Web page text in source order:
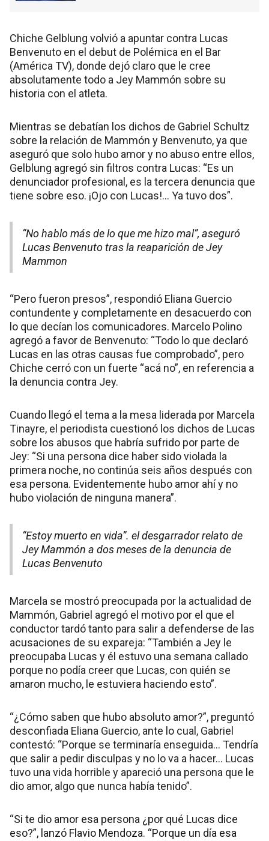
Chiche Gelblung volvió a apuntar contra Lucas
Benvenuto en el debut de Polémica en el Bar
(América TV), donde dejó claro que le cree
absolutamente todo a Jey Mammón sobre su
historia con el atleta.
Mientras se debatían los dichos de Gabriel Schultz
sobre la relación de Mammón y Benvenuto, ya que
aseguró que solo hubo amor y no abuso entre ellos,
Gelblung agregó sin filtros contra Lucas: “Es un
denunciador profesional, es la tercera denuncia que
tiene sobre eso. ¡Ojo con Lucas!… Ya tuvo dos”.
“No hablo más de lo que me hizo mal”, aseguró
Lucas Benvenuto tras la reaparición de Jey
Mammon
“Pero fueron presos”, respondió Eliana Guercio
contundente y completamente en desacuerdo con
lo que decían los comunicadores. Marcelo Polino
agregó a favor de Benvenuto: “Todo lo que declaró
Lucas en las otras causas fue comprobado”, pero
Chiche cerró con un fuerte “acá no”, en referencia a
la denuncia contra Jey.
Cuando llegó el tema a la mesa liderada por Marcela
Tinayre, el periodista cuestionó los dichos de Lucas
sobre los abusos que habría sufrido por parte de
Jey: “Si una persona dice haber sido violada la
primera noche, no continúa seis años después con
esa persona. Evidentemente hubo amor ahí y no
hubo violación de ninguna manera”.
“Estoy muerto en vida”. el desgarrador relato de
Jey Mammón a dos meses de la denuncia de
Lucas Benvenuto
Marcela se mostró preocupada por la actualidad de
Mammón, Gabriel agregó el motivo por el que el
conductor tardó tanto para salir a defenderse de las
acusaciones de su expareja: “También a Jey le
preocupaba Lucas y él estuvo una semana callado
porque no podía creer que Lucas, con quién se
amaron mucho, le estuviera haciendo esto”.
“¿Cómo saben que hubo absoluto amor?”, preguntó
desconfiada Eliana Guercio, ante lo cual, Gabriel
contestó: “Porque se terminaría enseguida… Tendría
que salir a pedir disculpas y no lo va a hacer… Lucas
tuvo una vida horrible y apareció una persona que le
dio amor, algo que nunca había tenido”.
“Si te dio amor esa persona ¿por qué Lucas dice
eso?”, lanzó Flavio Mendoza. “Porque un día esa